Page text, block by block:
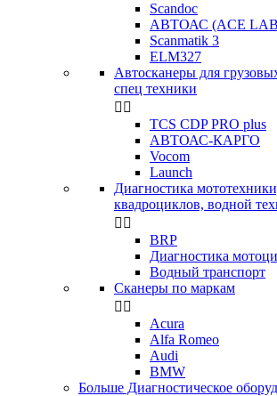
Scandoc
АВТОАС (ACE
Scanmatik 3
ELM327
Автосканеры для
спец техники
 
TCS CDP PRO plus
АВТОАС-КАРГО
Vocom
Launch
Диагностика
квадроциклов, водной
 
BRP
Диагностика
Водный транспорт
Сканеры по маркам
 
Acura
Alfa Romeo
Audi
BMW
Больше Диагностическое